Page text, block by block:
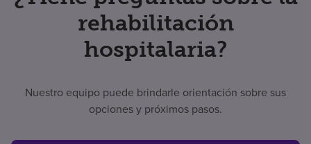
rehabilitación
hospitalaria?
Nuestro equipo puede brindarle orientación sobre sus
opciones y próximos pasos.